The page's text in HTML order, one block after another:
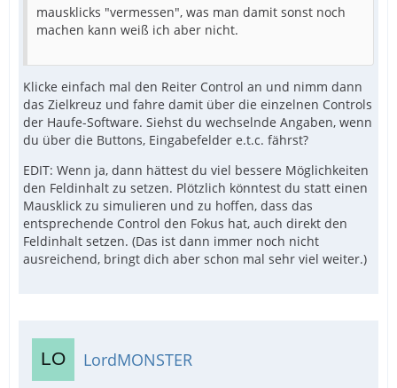
mausklicks "vermessen", was man damit sonst noch
machen kann weiß ich aber nicht.
Klicke einfach mal den Reiter Control an und nimm dann
das Zielkreuz und fahre damit über die einzelnen Controls
der Haufe-Software. Siehst du wechselnde Angaben, wenn
du über die Buttons, Eingabefelder e.t.c. fährst?
EDIT: Wenn ja, dann hättest du viel bessere Möglichkeiten
den Feldinhalt zu setzen. Plötzlich könntest du statt einen
Mausklick zu simulieren und zu hoffen, dass das
entsprechende Control den Fokus hat, auch direkt den
Feldinhalt setzen. (Das ist dann immer noch nicht
ausreichend, bringt dich aber schon mal sehr viel weiter.)
LordMONSTER